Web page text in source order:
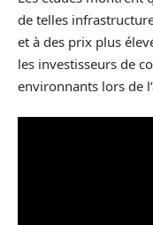
de telles
et à des prix plus
les investisseurs de
environnants lors de